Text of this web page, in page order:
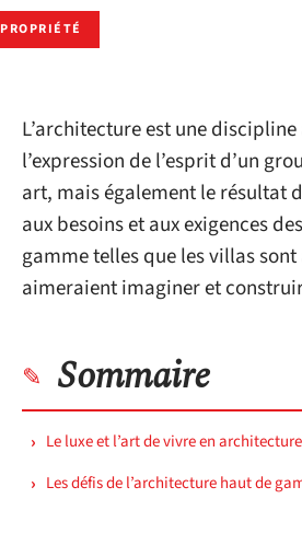
PROPRIÉTÉ
L’architecture est une
l’expression de l’esprit d’un
art, mais également le résultat
aux besoins et aux exigences
gamme telles que les villas
aimeraient imaginer et
Sommaire
Le luxe et l’art de vivre en architecture
Les défis de l’architecture haut de